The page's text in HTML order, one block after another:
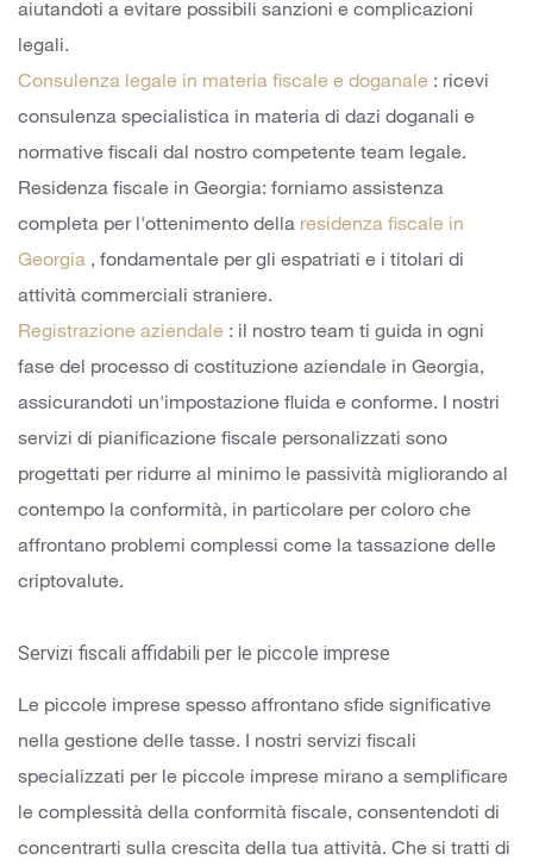
aiutandoti a evitare possibili sanzioni e complicazioni
legali.
Consulenza legale in materia fiscale e doganale : ricevi
consulenza specialistica in materia di dazi doganali e
normative fiscali dal nostro competente team legale.
Residenza fiscale in Georgia: forniamo assistenza
completa per l'ottenimento della residenza fiscale in
Georgia , fondamentale per gli espatriati e i titolari di
attività commerciali straniere.
Registrazione aziendale : il nostro team ti guida in ogni
fase del processo di costituzione aziendale in Georgia,
assicurandoti un'impostazione fluida e conforme. I nostri
servizi di pianificazione fiscale personalizzati sono
progettati per ridurre al minimo le passività migliorando al
contempo la conformità, in particolare per coloro che
affrontano problemi complessi come la tassazione delle
criptovalute.
Servizi fiscali affidabili per le piccole imprese
Le piccole imprese spesso affrontano sfide significative
nella gestione delle tasse. I nostri servizi fiscali
specializzati per le piccole imprese mirano a semplificare
le complessità della conformità fiscale, consentendoti di
concentrarti sulla crescita della tua attività. Che si tratti di